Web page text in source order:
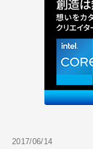
2017/06/14